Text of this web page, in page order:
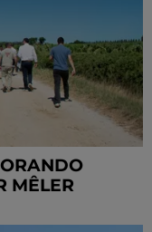
MÊLER